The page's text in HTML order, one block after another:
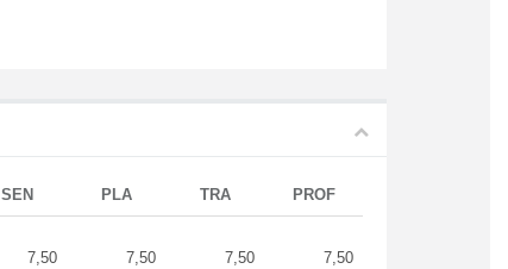
SEN PLA TRA PROF
7,50 7,50 7,50 7,50